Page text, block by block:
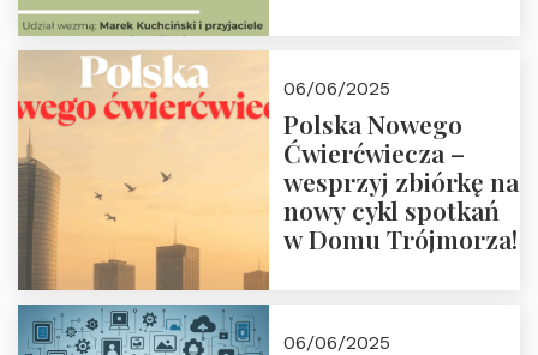
18:00
06/06/2025
Polska Nowego
Ćwierćwiecza –
wesprzyj zbiórkę na
nowy cykl spotkań
w Domu Trójmorza!
06/06/2025